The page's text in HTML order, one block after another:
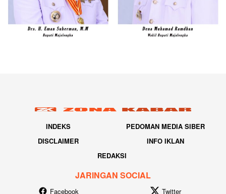
INDEKS
PEDOMAN MEDIA SIBER
DISCLAIMER
INFO IKLAN
REDAKSI
JARINGAN SOCIAL
Facebook Twitter